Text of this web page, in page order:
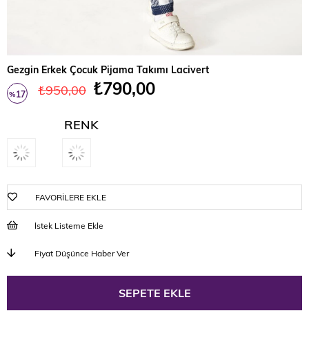
Gezgin Erkek Çocuk Pijama Takımı Lacivert
%17 ₺950,00 ₺790,00
RENK
FAVORILERE EKLE
İstek Listeme Ekle
Fiyat Düşünce Haber Ver